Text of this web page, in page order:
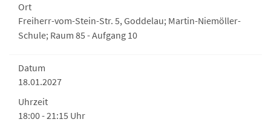
Ort
Freiherr-vom-Stein-Str. 5, Goddelau; Martin-Niemöller-
Schule; Raum 85 - Aufgang 10
Datum
18.01.2027
Uhrzeit
18:00 - 21:15 Uhr